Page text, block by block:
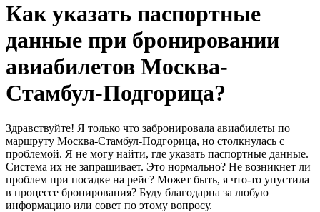
Как указать паспортные
данные при бронировании
авиабилетов Москва-
Стамбул-Подгорица?
Здравствуйте! Я только что забронировала авиабилеты по
маршруту Москва-Стамбул-Подгорица, но столкнулась с
проблемой. Я не могу найти, где указать паспортные данные.
Система их не запрашивает. Это нормально? Не возникнет ли
проблем при посадке на рейс? Может быть, я что-то упустила
в процессе бронирования? Буду благодарна за любую
информацию или совет по этому вопросу.